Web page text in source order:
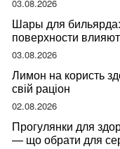
03.08.2026
Шары для бильярда:
поверхности
03.08.2026
Лимон на користь
свій раціон
02.08.2026
Прогулянки для
— що обрати для